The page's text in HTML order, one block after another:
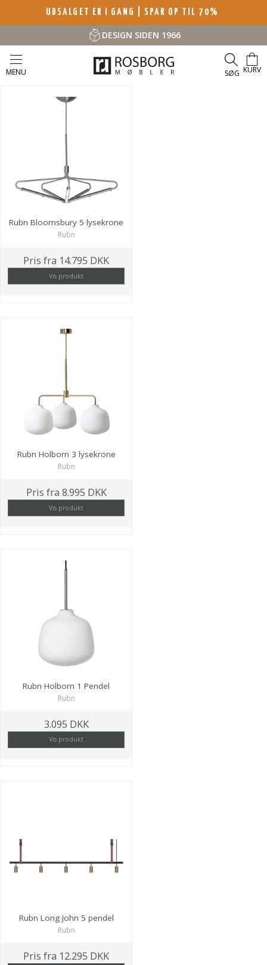
UDSALGET ER I GANG | SPAR OP TIL 70%
DESIGN SIDEN 1966
MENU SØG KURV
Rubn Bloomsbury 5 lysekrone
Rubn
Pris fra 14.795 DKK
Vis produkt
Rubn Holborn 3 lysekrone
Rubn
Pris fra 8.995 DKK
Vis produkt
Rubn Holborn 1 Pendel
Rubn
3.095 DKK
Vis produkt
Rubn Long John 5 pendel
Rubn
Pris fra 12.295 DKK